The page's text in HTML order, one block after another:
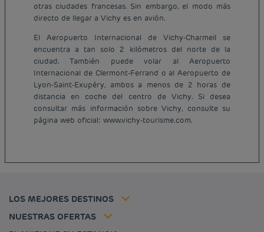
otras ciudades francesas. Sin embargo, el modo más
directo de llegar a Vichy es en avión.
El Aeropuerto Internacional de Vichy-Charmeil se
encuentra a tan solo 2 kilómetros del norte de la
ciudad. También puede volar al Aeropuerto
Internacional de Clermont-Ferrand o al Aeropuerto de
Lyon-Saint-Exupéry, ambos a menos de 2 horas de
distancia en coche del centro de Vichy. Si desea
consultar más información sobre Vichy, consulte su
página web oficial: www.vichy-tourisme.com.
LOS MEJORES DESTINOS
Hoteles baratos París
Hoteles baratos Francia
Hoteles baratos Marsella
Hoteles baratos Toulouse
NUESTRAS OFERTAS
Tarifa del miembro
Mi reserva
Avisos legales
Tax policy
Empleo